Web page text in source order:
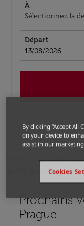
À
Sélectionnez la
Départ
fc-booking-
13/08/2026
Vols
de Abidjan a Prague
Prochains
Prague
Aucun tarif
By clicking “Accept All
on your device to
assist in our
Cookies